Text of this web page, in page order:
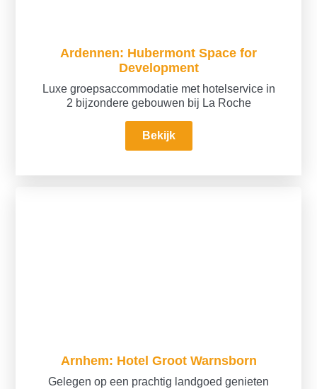
Ardennen: Hubermont Space for
Development
Luxe groepsaccommodatie met hotelservice in
2 bijzondere gebouwen bij La Roche
Bekijk
Arnhem: Hotel Groot Warnsborn
Gelegen op een prachtig landgoed genieten